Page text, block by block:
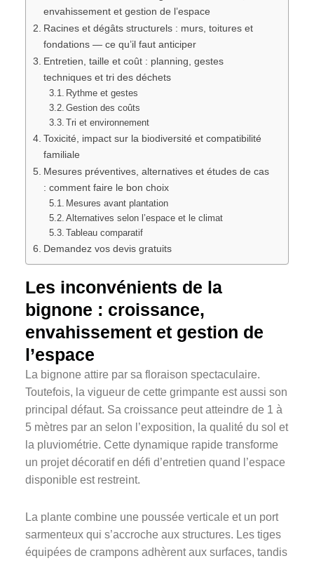
envahissement et gestion de l’espace
Racines et dégâts structurels : murs, toitures et
fondations — ce qu’il faut anticiper
Entretien, taille et coût : planning, gestes
techniques et tri des déchets
Rythme et gestes
Gestion des coûts
Tri et environnement
Toxicité, impact sur la biodiversité et compatibilité
familiale
Mesures préventives, alternatives et études de cas
: comment faire le bon choix
Mesures avant plantation
Alternatives selon l’espace et le climat
Tableau comparatif
Demandez vos devis gratuits
Les inconvénients de la
bignone : croissance,
envahissement et gestion de
l’espace
La bignone attire par sa floraison spectaculaire.
Toutefois, la vigueur de cette grimpante est aussi son
principal défaut. Sa croissance peut atteindre de 1 à
5 mètres par an selon l’exposition, la qualité du sol et
la pluviométrie. Cette dynamique rapide transforme
un projet décoratif en défi d’entretien quand l’espace
disponible est restreint.
La plante combine une poussée verticale et un port
sarmenteux qui s’accroche aux structures. Les tiges
équipées de crampons adhèrent aux surfaces, tandis